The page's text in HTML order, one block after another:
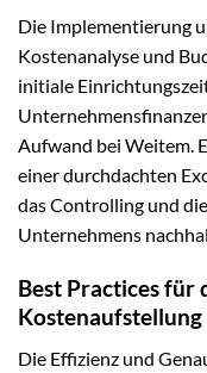
Die Implementierung
Kostenanalyse und
initiale
Aufwand bei Weitem.
einer durchdachten
das Controlling und
Unternehmens
Best Practices für
Kostenaufstellung
Die Effizienz und